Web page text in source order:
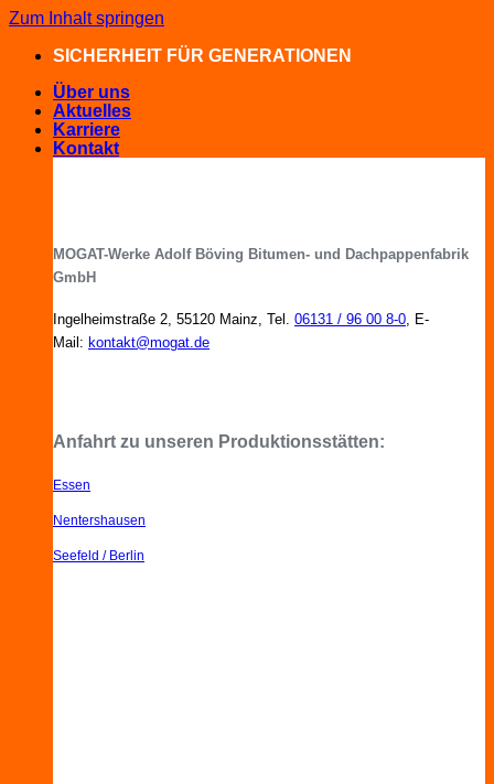
Zum Inhalt springen
SICHERHEIT FÜR GENERATIONEN
Über uns
Aktuelles
Karriere
Kontakt
MOGAT-Werke Adolf Böving Bitumen- und Dachpappenfabrik
GmbH
Ingelheimstraße 2, 55120 Mainz, Tel. 06131 / 96 00 8-0, E-
Mail: kontakt@mogat.de
Anfahrt zu unseren Produktionsstätten:
Essen
Nentershausen
Seefeld / Berlin